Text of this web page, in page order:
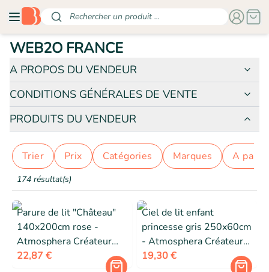
Rechercher un produit ...
WEB2O FRANCE
A PROPOS DU VENDEUR
CONDITIONS GÉNÉRALES DE VENTE
PRODUITS DU VENDEUR
Trier prix catégories marques a
174 résultat(s)
Parure de lit "Château"
140x200cm rose -
Atmosphera Créateur
d'intérieur
22,87 €
Ciel de lit enfant
princesse gris 250x60cm
- Atmosphera Créateur
d'intérieur
19,30 €